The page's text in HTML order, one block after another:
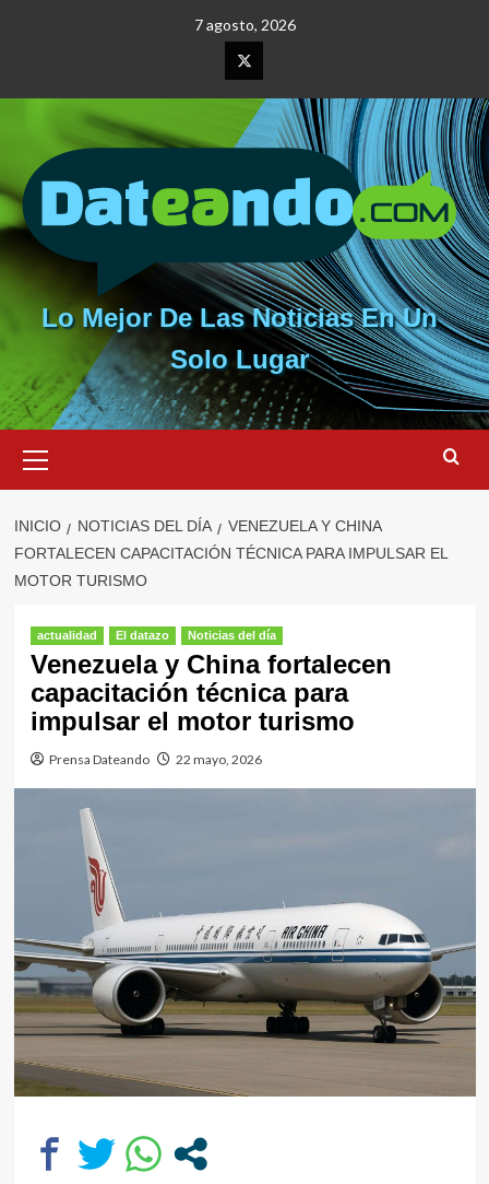
7 agosto, 2026
Elemento
del
menú
Lo Mejor De Las Noticias En Un
Solo Lugar
primario
INICIO NOTICIAS DEL DÍA
VENEZUELA Y CHINA
FORTALECEN CAPACITACIÓN TÉCNICA PARA IMPULSAR EL
MOTOR TURISMO
actualidad El datazo Noticias del día
Venezuela y China fortalecen
capacitación técnica para
impulsar el motor turismo
Prensa Dateando 22 mayo, 2026